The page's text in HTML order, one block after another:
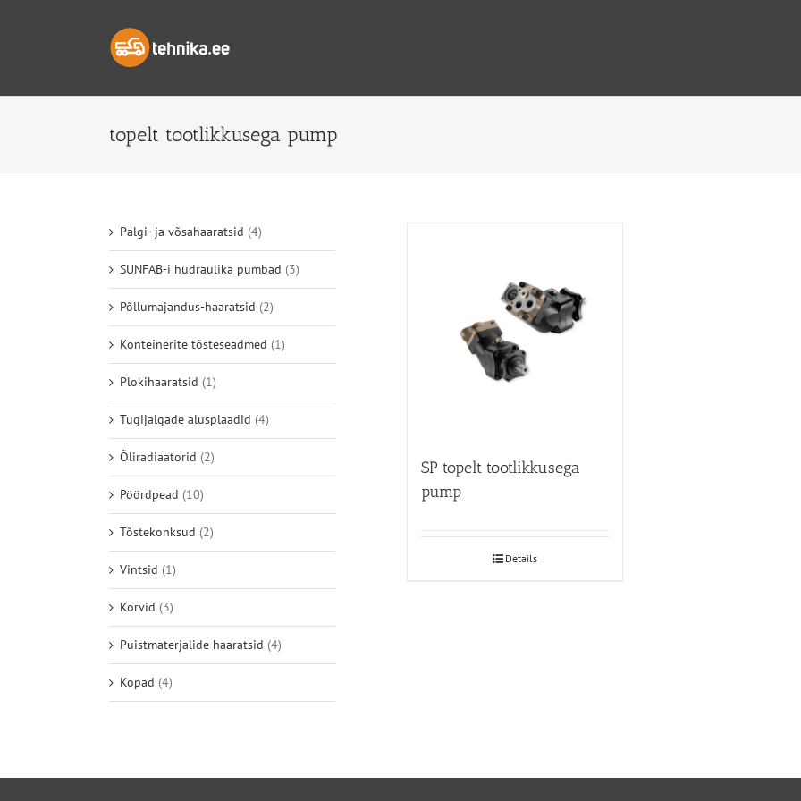
topelt tootlikkusega pump
SP topelt tootlikkusega
pump
Details
Palgi- ja võsahaaratsid (4)
SUNFAB-i hüdraulika pumbad (3)
Põllumajandus-haaratsid (2)
Konteinerite tõsteseadmed (1)
Plokihaaratsid (1)
Tugijalgade alusplaadid (4)
Õliradiaatorid (2)
Pöördpead (10)
Tõstekonksud (2)
Vintsid (1)
Korvid (3)
Puistmaterjalide haaratsid (4)
Kopad (4)